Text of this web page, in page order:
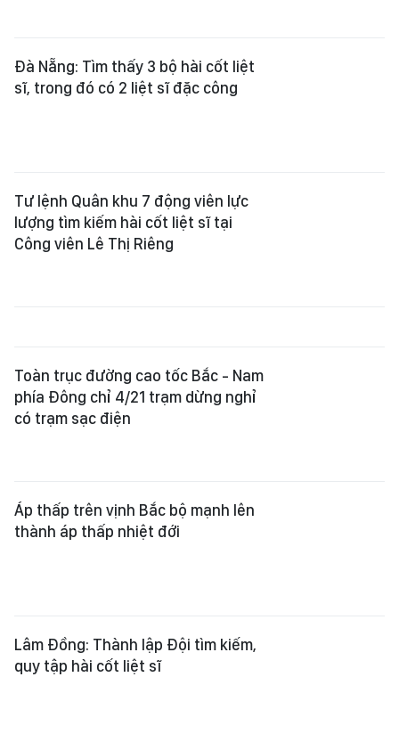
Đà Nẵng: Tìm thấy 3 bộ hài cốt liệt
sĩ, trong đó có 2 liệt sĩ đặc công
Tư lệnh Quân khu 7 động viên lực
lượng tìm kiếm hài cốt liệt sĩ tại
Công viên Lê Thị Riêng
Toàn trục đường cao tốc Bắc - Nam
phía Đông chỉ 4/21 trạm dừng nghỉ
có trạm sạc điện
Áp thấp trên vịnh Bắc bộ mạnh lên
thành áp thấp nhiệt đới
Lâm Đồng: Thành lập Đội tìm kiếm,
quy tập hài cốt liệt sĩ